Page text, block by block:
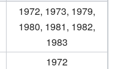
1972, 1973, 1979,
1980, 1981, 1982,
1983
1972